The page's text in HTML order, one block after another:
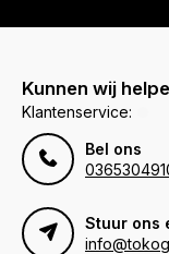
Kunnen wij
Klantenservice:
Bel ons
Stuur ons